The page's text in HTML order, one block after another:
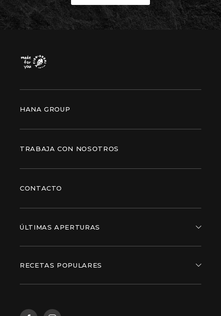
HANA GROUP
TRABAJA CON NOSOTROS
CONTACTO
ÚLTIMAS APERTURAS
RECETAS POPULARES